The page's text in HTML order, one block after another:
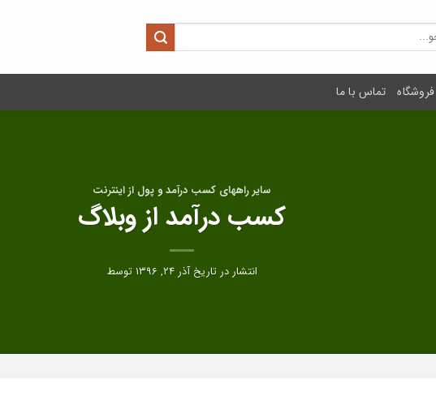
فروشگاه تماس با ما
سایر راههای کسب درآمد و پول از اینترنت
کسب درآمد از وبلاگ
انتشار در تاریخآذر ۲۴, ۱۳۹۶ توسط